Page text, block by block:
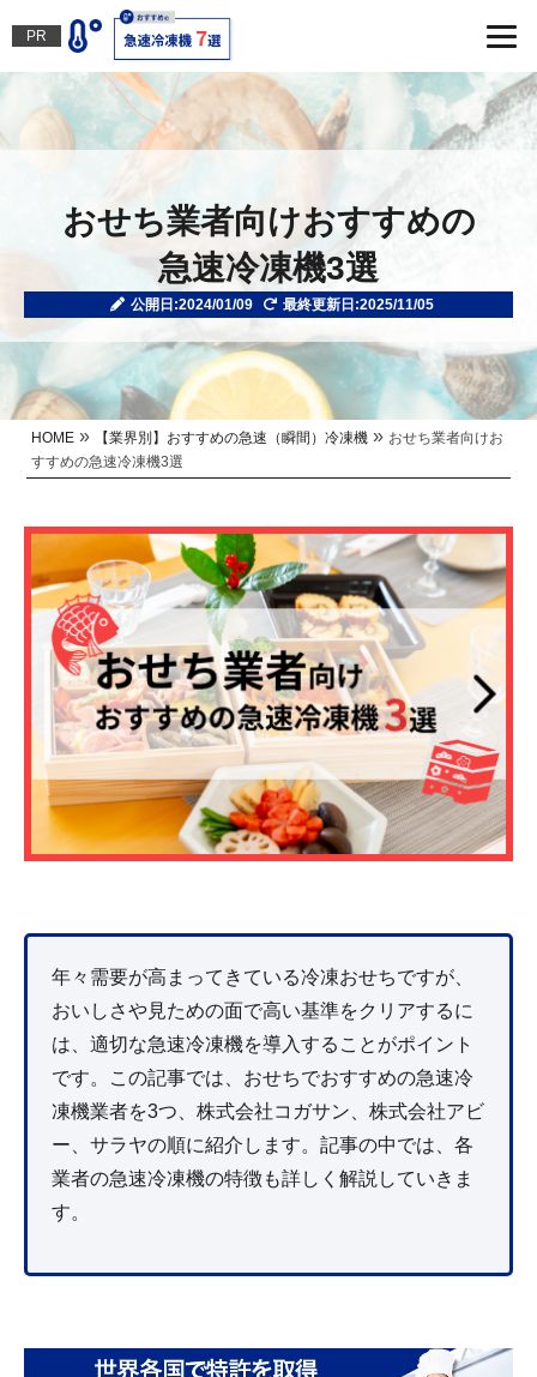
PR
おせち業者向けおすすめの
急速冷凍機3選
公開日:2024/01/09 最終更新日:2025/11/05
HOME » 【業界別】おすすめの急速（瞬間）冷凍機 » おせち業者向けお
すすめの急速冷凍機3選
年々需要が高まってきている冷凍おせちですが、
おいしさや見ための面で高い基準をクリアするに
は、適切な急速冷凍機を導入することがポイント
です。この記事では、おせちでおすすめの急速冷
凍機業者を3つ、株式会社コガサン、株式会社アビ
ー、サラヤの順に紹介します。記事の中では、各
業者の急速冷凍機の特徴も詳しく解説していきま
す。